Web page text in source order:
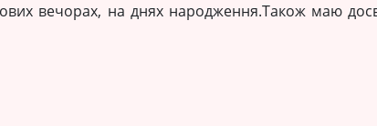
вечорах, на днях народження.Також маю